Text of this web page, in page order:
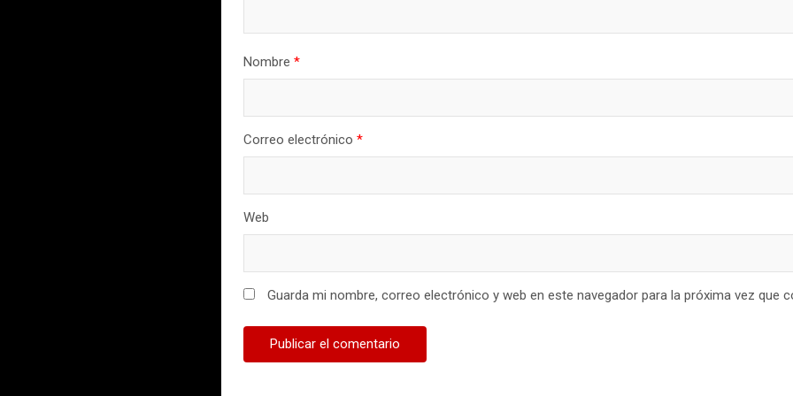
Nombre*
Correo electrónico*
Web
Guarda mi nombre, correo electrónico y web en este navegador para la próxima vez que